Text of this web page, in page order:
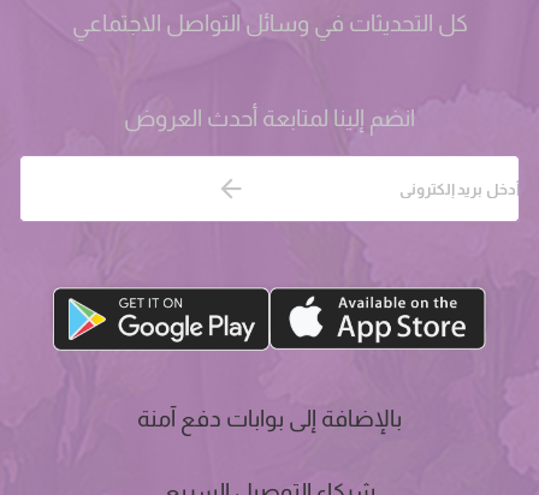
كل التحديثات في وسائل التواصل الاجتماعي
انضم إلينا لمتابعة أحدث العروض
بالإضافة إلى بوابات دفع آمنة